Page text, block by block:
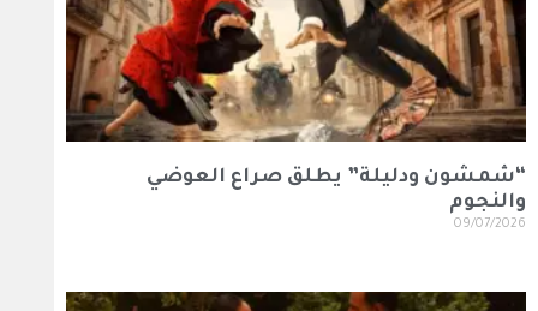
“شمشون ودليلة” يطلق صراع العوضي
والنجوم
09/07/2026